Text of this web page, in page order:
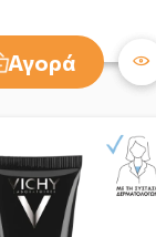
Αγορά